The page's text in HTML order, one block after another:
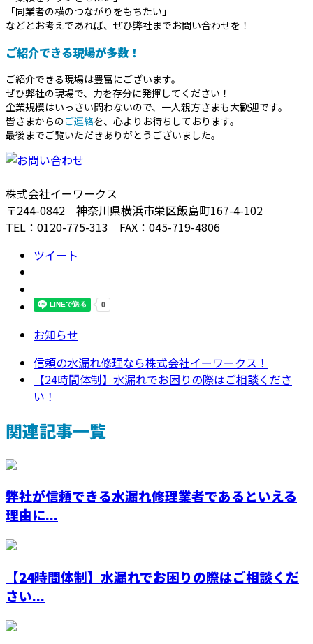
「同業者の横のつながりをもちたい」
などとお考えであれば、ぜひ弊社までお問い合わせを！
ご紹介できる現場が多数！
ご紹介できる現場は豊富にございます。
ぜひ弊社の現場で、力を存分に発揮してください！
企業規模はいっさい問わないので、一人親方さまも大歓迎です。
皆さまからのご連絡を、心よりお待ちしております。
最後までご覧いただきありがとうございました。
株式会社イーワークス
〒244-0842 神奈川県横浜市栄区飯島町167-4-102
TEL：0120-775-313 FAX：045-719-4806
ツイート
お知らせ
信頼の水漏れ修理なら株式会社イーワークス！
【24時間体制】水漏れでお困りの際はご相談くださ
い！
関連記事一覧
弊社が信頼できる水漏れ修理業者であるといえる
理由に...
【24時間体制】水漏れでお困りの際はご相談くだ
さい...